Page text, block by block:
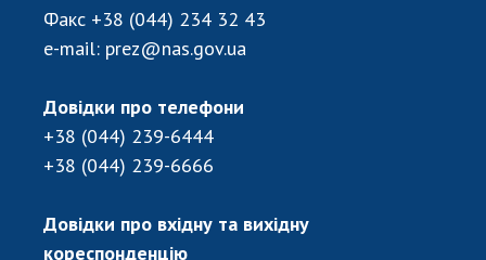
Факс +38 (044) 234 32 43
e-mail: prez@nas.gov.ua
Довідки про телефони
+38 (044) 239-6444
+38 (044) 239-6666
Довідки про вхідну та вихідну
кореспонденцію